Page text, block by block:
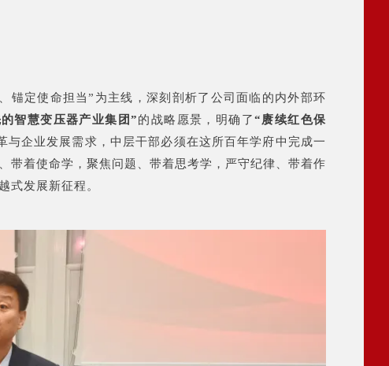
锚定使命担当”为主线，深刻剖析了公司面临的内外部环
智慧变压器产业集团”的战略愿景，明确了“赓续红色保
与企业发展需求，中层干部必须在这所百年学府中完成一
带着使命学，聚焦问题、带着思考学，严守纪律、带着作
式发展新征程。